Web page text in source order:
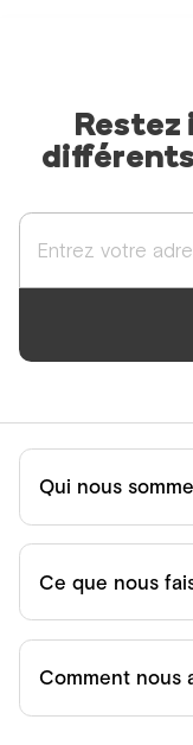
Restez
Qui nous
Ce que nous
Comment nous